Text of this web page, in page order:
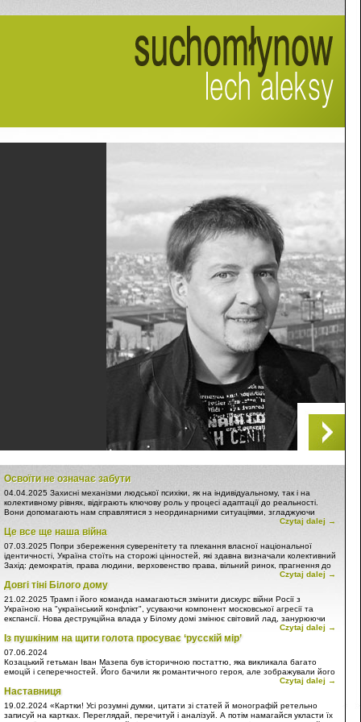
Освоїти не означає забути
04.04.2025 Захисні механізми людської психіки, як на індивідуальному, так і на
колективному рівнях, відіграють ключову роль у процесі адаптації до реальності.
Вони допомагають нам справлятися з неординарними ситуаціями, згладжуючи
гострі кути некомфортної дійсності та приводячи її у відповідність до нашої
особистої картини світу. Цей процес особливо помітний у контексті глобальних
Czytaj dalej →
Це все ще наша війна
07.03.2025 Попри збереження суверенітету та плекання власної національної
ідентичності, Україна стоїть на сторожі цінностей, які здавна визначали колективний
Захід: демократія, права людини, верховенство права, вільний ринок, прагнення до
добробуту, рівність та повага до особистості. Ба більше, Україна захищає
фундаменти політичних та економічних союзів, таких як НАТО та Європейський
Союз, які є стовпами стабільності та співпраці в регіоні та світі. Ці цінності постійно
підриваються російською агресією!
Czytaj dalej →
Довгі тіні Білого дому
21.02.2025 Трамп і його команда намагаються змінити дискурс війни Росії з
Україною на "український конфлікт", усуваючи компонент московської агресії та
експансії. Нова деструкційна влада у Білому домі змінює світовий лад, занурюючи
Czytaj dalej →
Із пушкіним на щити голота просуває ‘русскій мір’
07.06.2024
Козацький гетьман Іван Мазепа був історичною постаттю, яка викликала багато
емоцій і сеперечностей. Його бачили як романтичного героя, але зображували його
Державний діяч європейського масштабу, талановитий політик, меценат, освічена
людина, людина з трагічною долею і складним характером – таким він увійшов до
Czytaj dalej →
Наставниця
19.02.2024 «Картки! Усі розумні думки, цитати зі статей й монографій ретельно
записуй на картках. Переглядай, перечитуй і аналізуй. А потім намагайся укласти їх